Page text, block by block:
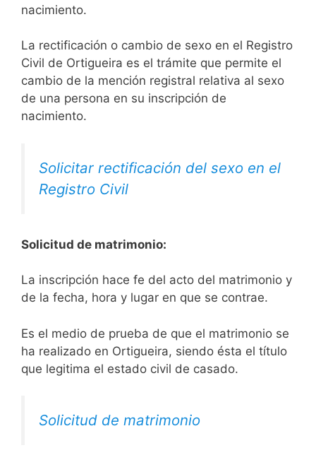
nacimiento.
La rectificación o cambio de sexo en el Registro
Civil de Ortigueira es el trámite que permite el
cambio de la mención registral relativa al sexo
de una persona en su inscripción de
nacimiento.
Solicitar rectificación del sexo en el
Registro Civil
Solicitud de matrimonio:
La inscripción hace fe del acto del matrimonio y
de la fecha, hora y lugar en que se contrae.
Es el medio de prueba de que el matrimonio se
ha realizado en Ortigueira, siendo ésta el título
que legitima el estado civil de casado.
Solicitud de matrimonio